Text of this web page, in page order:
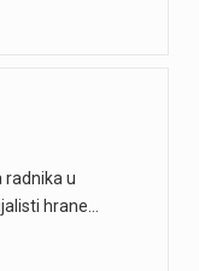
radnika u
hrane…